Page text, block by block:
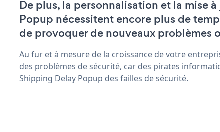
De plus, la personnalisation et la mise
Popup nécessitent encore plus de
de provoquer de nouveaux problèmes
Au fur et à mesure de la croissance de votre
des problèmes de sécurité, car des pirates
Shipping Delay Popup des failles de sécurité.